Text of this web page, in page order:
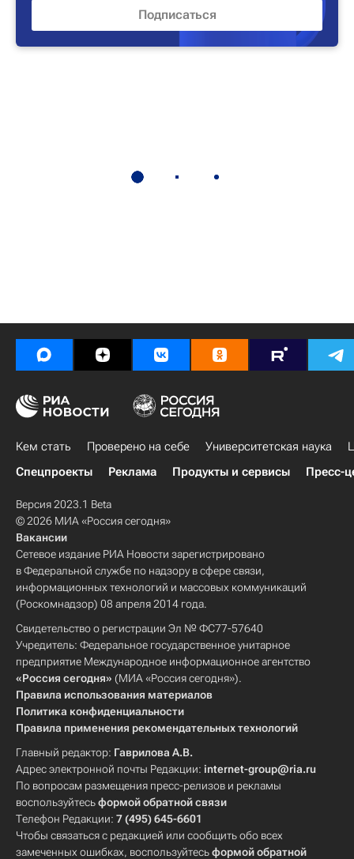
Кем стать Проверено на себе Университетская наука
Спецпроекты
Реклама Продукты и сервисы Пресс-
Версия 2023.1 Beta
© 2026 МИА «Россия сегодня»
Вакансии
Сетевое издание РИА Новости зарегистрировано
в Федеральной службе по надзору в сфере связи,
информационных технологий и массовых коммуникаций
(Роскомнадзор) 08 апреля 2014 года.
Свидетельство о регистрации Эл № ФС77-57640
Учредитель: Федеральное государственное унитарное
предприятие Международное информационное агентство
«Россия сегодня» (МИА «Россия сегодня»).
Правила использования материалов
Политика конфиденциальности
Правила применения рекомендательных технологий
Главный редактор: Гаврилова А.В.
Адрес электронной почты Редакции: internet-group@ria.ru
По вопросам размещения пресс-релизов и рекламы
воспользуйтесьформой обратной связи
Телефон Редакции: 7 (495) 645-6601
Чтобы связаться с редакцией или сообщить обо всех
замеченных ошибках, воспользуйтесьформой обратной